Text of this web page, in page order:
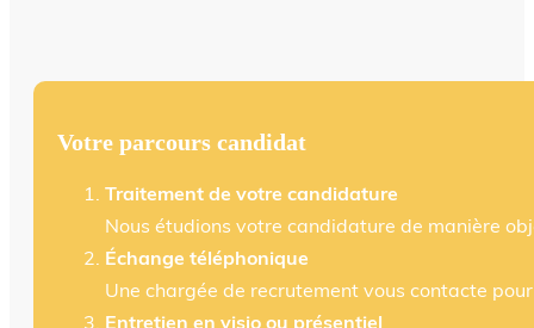
Votre parcours candidat
Traitement de votre candidature
Nous étudions votre candidature de manière
Échange téléphonique
Une chargée de recrutement vous contacte